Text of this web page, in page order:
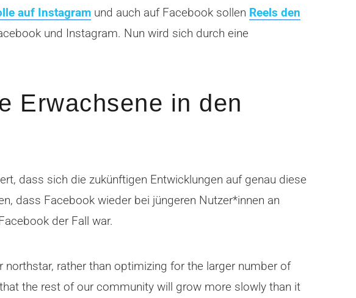
auf Instagram und auch auf Facebook sollen Reels den
und Instagram. Nun wird sich durch eine
Erwachsene in den
dass sich die zukünftigen Entwicklungen auf genau diese
dass Facebook wieder bei jüngeren Nutzer*innen an
der Fall war.
rather than optimizing for the larger number of
the rest of our community will grow more slowly than it